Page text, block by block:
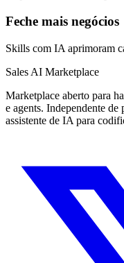
Feche mais negócios
Skills com IA aprimoram
Sales AI Marketplace
Marketplace aberto para
e agents. Independente
assistente de IA para